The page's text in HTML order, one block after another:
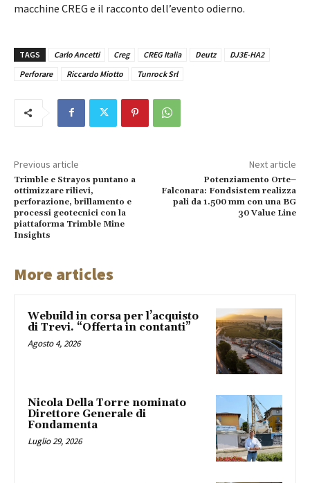
macchine CREG e il racconto dell’evento odierno.
TAGS Carlo Ancetti Creg CREG Italia Deutz
DJ3E-HA2
Perforare
Riccardo Miotto Tunrock Srl
Previous article
Trimble e Strayos puntano a
ottimizzare rilievi,
perforazione, brillamento e
processi geotecnici con la
piattaforma Trimble Mine
Insights
Next article
Potenziamento Orte–
Falconara: Fondsistem realizza
pali da 1.500 mm con una BG
30 Value Line
More articles
Webuild in corsa per l’acquisto
di Trevi. “Offerta in contanti”
Agosto 4, 2026
Nicola Della Torre nominato
Direttore Generale di
Fondamenta
Luglio 29, 2026